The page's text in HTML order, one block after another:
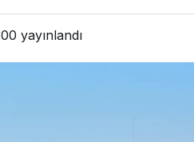
yayınlandı